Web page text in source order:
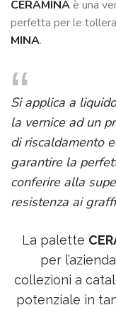
CERAMINAè una
perfetta per le
MINA.
Si applica a
la vernice ad un
di riscaldamento
garantire la
conferire alla
resistenza ai
La palette
per
collezioni a
potenziale in